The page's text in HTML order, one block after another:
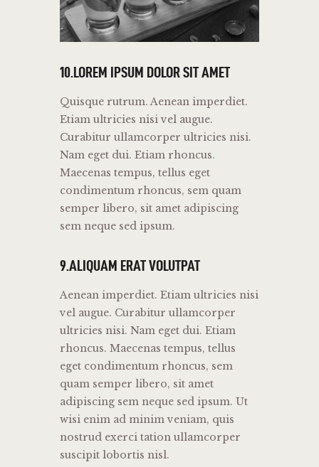
10.LOREM IPSUM DOLOR SIT AMET
Quisque rutrum. Aenean imperdiet.
Etiam ultricies nisi vel augue.
Curabitur ullamcorper ultricies nisi.
Nam eget dui. Etiam rhoncus.
Maecenas tempus, tellus eget
condimentum rhoncus, sem quam
semper libero, sit amet adipiscing
sem neque sed ipsum.
9.ALIQUAM ERAT VOLUTPAT
Aenean imperdiet. Etiam ultricies nisi
vel augue. Curabitur ullamcorper
ultricies nisi. Nam eget dui. Etiam
rhoncus. Maecenas tempus, tellus
eget condimentum rhoncus, sem
quam semper libero, sit amet
adipiscing sem neque sed ipsum. Ut
wisi enim ad minim veniam, quis
nostrud exerci tation ullamcorper
suscipit lobortis nisl.